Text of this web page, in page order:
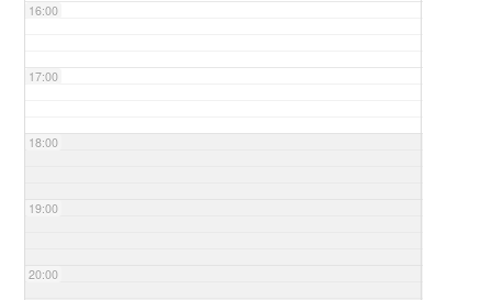
16:00
17:00
18:00
19:00
20:00